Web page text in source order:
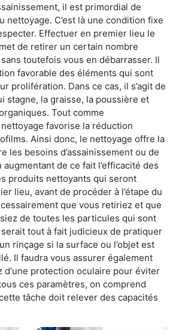
il est primordial de
nettoyage. C’est là une condition fixe
Effectuer en premier lieu le
de retirer un certain nombre
toutefois vous en débarrasser. Il
favorable des éléments qui sont
prolifération. Dans ce cas, il s’agit de
stagne, la graisse, la poussière et
Tout comme
nettoyage favorise la réduction
Ainsi donc, le nettoyage offre la
les besoins d’assainissement ou de
de ce fait l’efficacité des
produits nettoyants qui seront
lieu, avant de procéder à l’étape du
que vous retiriez et que
de toutes les particules qui sont
tout à fait judicieux de pratiquer
rinçage si la surface ou l’objet est
Il faudra vous assurer également
d'une protection oculaire pour éviter
ces paramètres, on comprend
tâche doit relever des capacités